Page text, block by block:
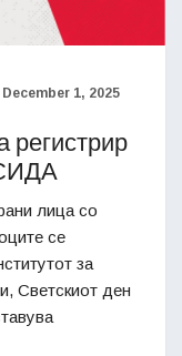
December 1, 2025
регистрир
лица со
се
за
Светскиот ден